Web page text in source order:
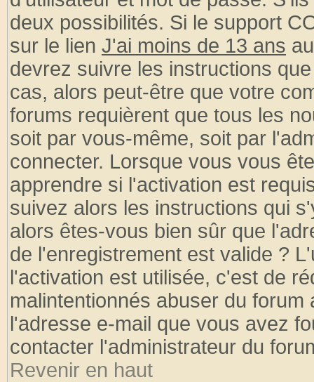
deux possibilités. Si le support
sur le lien J'ai moins de 13 ans
devrez suivre les instructions
cas, alors peut-être que votre
forums requièrent que tous les
soit par vous-même, soit par
connecter. Lorsque vous vous
apprendre si l'activation est
suivez alors les instructions qui
alors êtes-vous bien sûr que
de l'enregistrement est valide ?
l'activation est utilisée, c'est de
malintentionnés abuser du
l'adresse e-mail que vous avez
contacter l'administrateur du
Revenir en haut